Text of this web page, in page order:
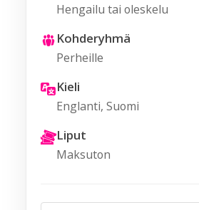
Hengailu tai oleskelu
Kohderyhmä
Perheille
Kieli
Englanti, Suomi
Liput
Maksuton